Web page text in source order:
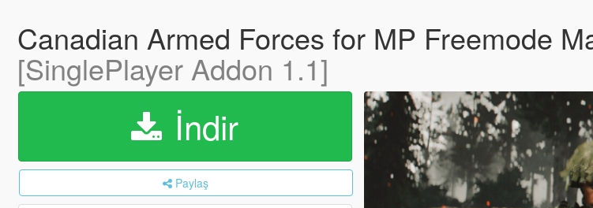
Canadian Armed Forces for MP Freemode
[SinglePlayer Addon 1.1]
İndir
Paylaş